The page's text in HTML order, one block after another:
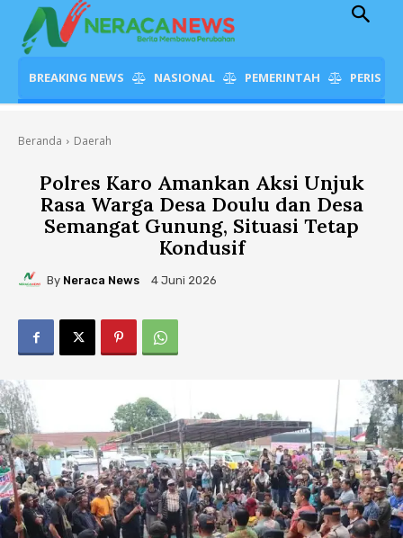
BREAKING NEWS NASIONAL PEMERINTAH
Beranda Daerah
Polres Karo Amankan Aksi Unjuk
Rasa Warga Desa Doulu dan Desa
Semangat Gunung, Situasi Tetap
Kondusif
By Neraca News 4 Juni 2026